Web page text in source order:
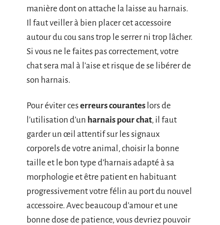
manière dont on attache la laisse au harnais.
Il faut veiller à bien placer cet accessoire
autour du cou sans trop le serrer ni trop lâcher.
Si vous ne le faites pas correctement, votre
chat sera mal à l’aise et risque de se libérer de
son harnais.
Pour éviter ceserreurs courantes lors de
l’utilisation d’un harnais pour chat, il faut
garder un œil attentif sur les signaux
corporels de votre animal, choisir la bonne
taille et le bon type d’harnais adapté à sa
morphologie et être patient en habituant
progressivement votre félin au port du nouvel
accessoire. Avec beaucoup d’amour et une
bonne dose de patience, vous devriez pouvoir